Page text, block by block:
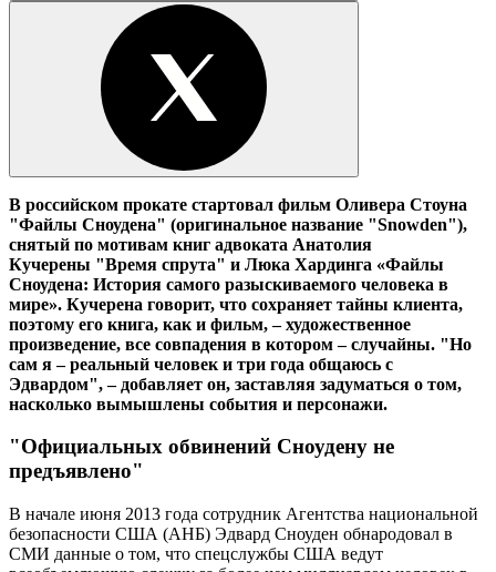
В российском прокате стартовал фильм Оливера Стоуна
"Файлы Сноудена" (оригинальное название "Snowden"),
снятый по мотивам книг адвоката Анатолия
Кучерены "Время спрута" и Люка Хардинга «Файлы
Сноудена: История самого разыскиваемого человека в
мире». Кучерена говорит, что сохраняет тайны клиента,
поэтому его книга, как и фильм, – художественное
произведение, все совпадения в котором –случайны. "Но
сам я – реальный человек и три года общаюсь с
Эдвардом", – добавляет он, заставляя задуматься о том,
насколько вымышлены события и персонажи.
"Официальных обвинений Сноудену не
предъявлено"
В начале июня 2013 года сотрудник Агентства национальной
безопасности США (АНБ) Эдвард Сноуден обнародовал в
СМИ данные о том, что спецслужбы США ведут